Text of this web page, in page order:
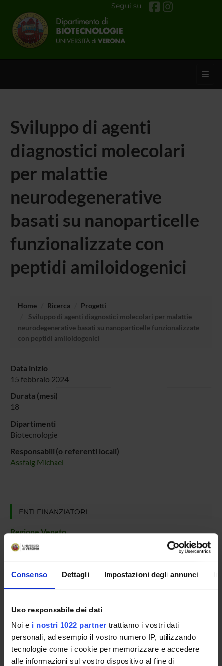
Consenso Dettagli Impostazioni degli annunci
Uso responsabile dei dati
Noi e i nostri 1022 partner trattiamo i vostri dati
personali, ad esempio il vostro numero IP, utilizzando
tecnologie come i cookie per memorizzare e accedere
alle informazioni sul vostro dispositivo al fine di
Segui su
Sviluppo di agenti
diagnostici molecolari
per malattie
neurodegenerative
basati su nanoparticelle
funzionalizzate con
peptidi amiloidogenici
Home Ricerca
Progetti
Sviluppo di agenti diagnostici molecolari per malattie
neurodegenerative basati su nanoparticelle funzionalizzate
con peptidi amiloidogenici
Data inizio
15 febbraio 2024
Durata (mesi)
18
Dipartimenti
Biotecnologie
Responsabili (o referenti locali)
Assfalg Michael
ENTI FINANZIATORI:
Regione Veneto
Finanziamento:
assegnato e gestito dal Dipartimento
Michael Assfalg
Professore ordinario
AREE DI RICERCA COINVOLTE DAL PROGETTO